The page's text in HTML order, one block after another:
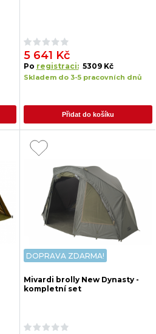
5 641 Kč
Po registraci: 5309 Kč
Skladem do 3-5 pracovních dnů
Přidat do košíku
DOPRAVA ZDARMA!
Mivardi brolly New Dynasty -
kompletní set